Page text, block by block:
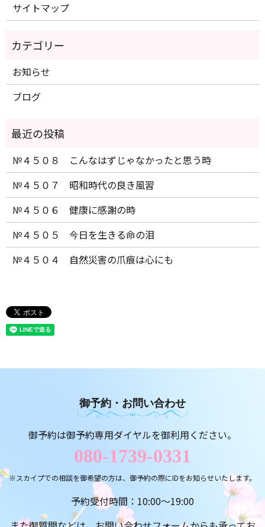
サイトマップ
お知らせ
ブログ
№４５０８ こんなはずじゃなかったと思う時
№４５０７ 昭和時代の良き風習
№４５０６ 健康に感謝の時
№４５０５ 今日を生きる命の泪
№４５０４ 自然災害の爪痕は心にも
御予約・お問い合わせ
御予約は御予約専用ダイヤルを御利用ください。
080-1739-0331
※スカイプでの相談を御希望の方は、御予約の際にIDをお知らせいたします。
予約受付時間：10:00～19:00